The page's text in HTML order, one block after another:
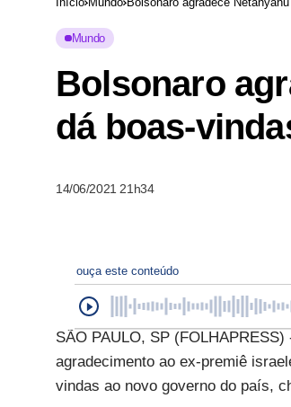
Mundo
Bolsonaro
dá boas-
14/06/2021 21h34
ouça este conteúdo
SÃO PAULO, SP
agradecimento ao ex-premiê
vindas ao novo governo do país,